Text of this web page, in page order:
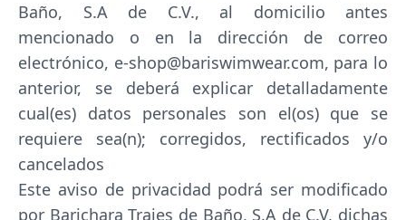
Baño, S.A de C.V., al domicilio antes
mencionado o en la dirección de correo
electrónico, e-shop@bariswimwear.com, para lo
anterior, se deberá explicar detalladamente
cual(es) datos personales son el(os) que se
requiere sea(n); corregidos, rectificados y/o
cancelados
Este aviso de privacidad podrá ser modificado
por Barichara Trajes de Baño, S.A de C.V, dichas